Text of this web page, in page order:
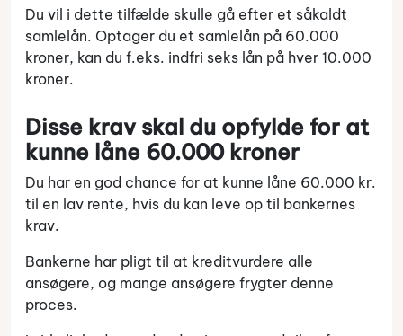
Du vil i dette tilfælde skulle gå efter et såkaldt
samlelån. Optager du et samlelån på 60.000
kroner, kan du f.eks. indfri seks lån på hver 10.000
kroner.
Disse krav skal du opfylde for at
kunne låne 60.000 kroner
Du har en god chance for at kunne låne 60.000 kr.
til en lav rente, hvis du kan leve op til bankernes
krav.
Bankerne har pligt til at kreditvurdere alle
ansøgere, og mange ansøgere frygter denne
proces.